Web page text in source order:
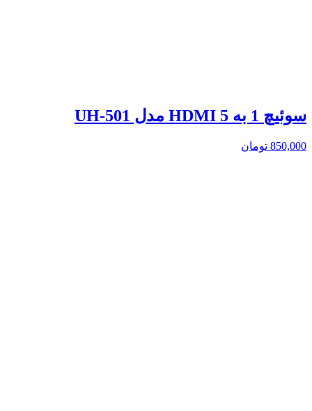
سوئیچ 1 به 5 HDMI مدل UH-501
850,000 تومان